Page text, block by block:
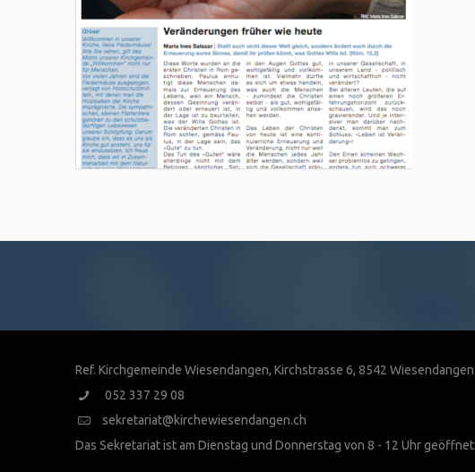
Ref. Kirchgemeinde Wiesendangen, Kirchstrasse 6, 8542 Wiesendangen
052 337 29 08
sekretariat@kirchewiesendangen.ch
Das Sekretariat ist am Dienstag und Donnerstag von 8 - 12 Uhr geöffnet